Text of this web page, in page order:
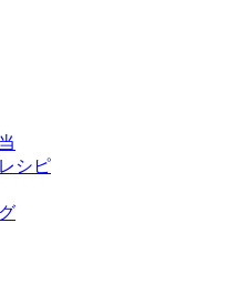
シピ